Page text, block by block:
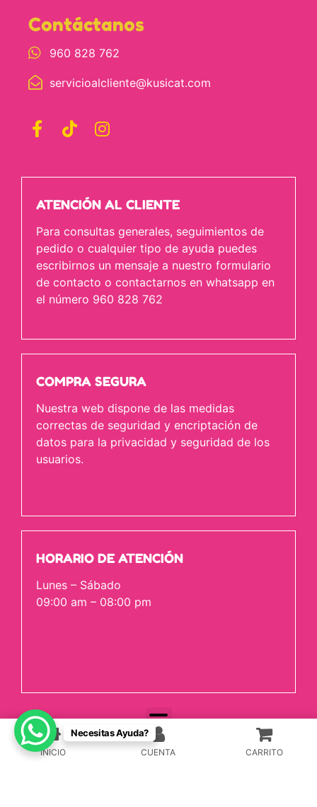
Contáctanos
960 828 762
servicioalcliente@kusicat.com
ATENCIÓN AL CLIENTE
Para consultas generales, seguimientos de
pedido o cualquier tipo de ayuda puedes
escribirnos un mensaje a nuestro formulario
de contacto o contactarnos en whatsapp en
el número 960 828 762
COMPRA SEGURA
Nuestra web dispone de las medidas
correctas de seguridad y encriptación de
datos para la privacidad y seguridad de los
usuarios.
HORARIO DE ATENCIÓN
Lunes – Sábado
09:00 am – 08:00 pm
Copyright © 2024 - Kusicat, El gusto de tu gato. Todos
los derechos reservados
Necesitas Ayuda?
INICIO CUENTA CARRITO